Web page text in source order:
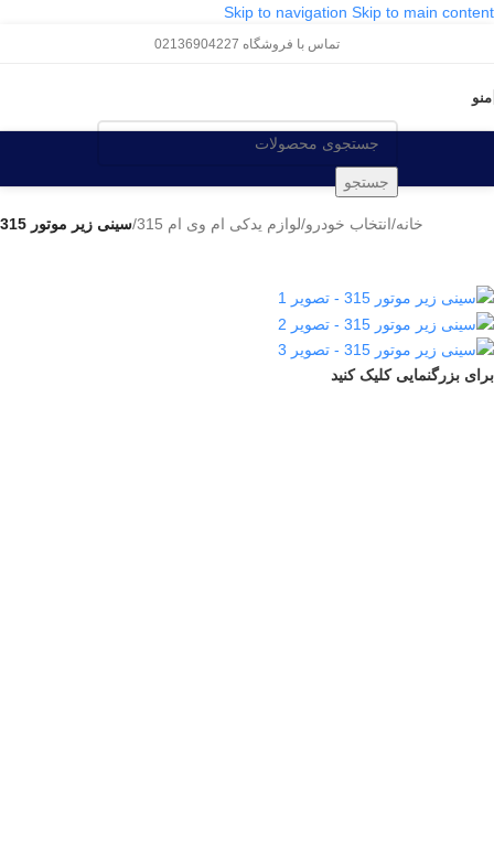
Skip to navigation Skip to main content
تماس با فروشگاه 02136904227
منو
جستجو
خانه/انتخاب خودرو/لوازم یدکی ام وی ام 315 /سینی زیر موتور 315
برای بزرگنمایی کلیک کنید